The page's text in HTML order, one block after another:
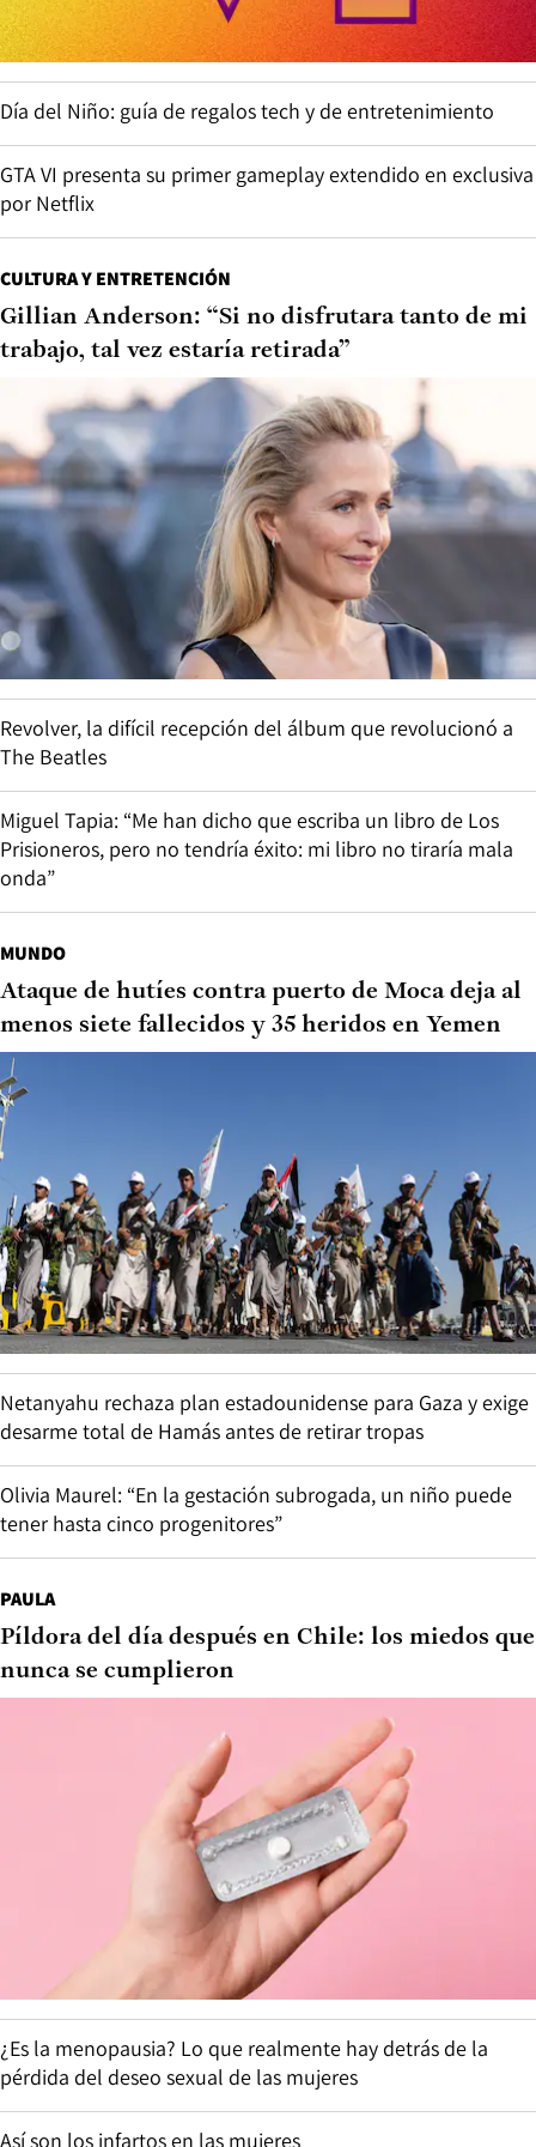
Día del Niño: guía de regalos tech y de entretenimiento
GTA VI presenta su primer gameplay extendido en exclusiva
por Netflix
CULTURA Y ENTRETENCIÓN
Gillian Anderson: “Si no disfrutara tanto de mi
trabajo, tal vez estaría retirada”
Revolver, la difícil recepción del álbum que revolucionó a
The Beatles
Miguel Tapia: “Me han dicho que escriba un libro de Los
Prisioneros, pero no tendría éxito: mi libro no tiraría mala
onda”
MUNDO
Ataque de hutíes contra puerto de Moca deja al
menos siete fallecidos y 35 heridos en Yemen
Netanyahu rechaza plan estadounidense para Gaza y exige
desarme total de Hamás antes de retirar tropas
Olivia Maurel: “En la gestación subrogada, un niño puede
tener hasta cinco progenitores”
PAULA
Píldora del día después en Chile: los miedos que
nunca se cumplieron
¿Es la menopausia? Lo que realmente hay detrás de la
pérdida del deseo sexual de las mujeres
Así son los infartos en las mujeres